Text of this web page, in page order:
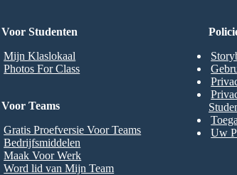
Voor Studenten
Mijn Klaslokaal
Photos For Class
Voor Teams
Gratis Proefversie Voor Teams
Bedrijfsmiddelen
Maak Voor Werk
Word lid van Mijn Team
Uw